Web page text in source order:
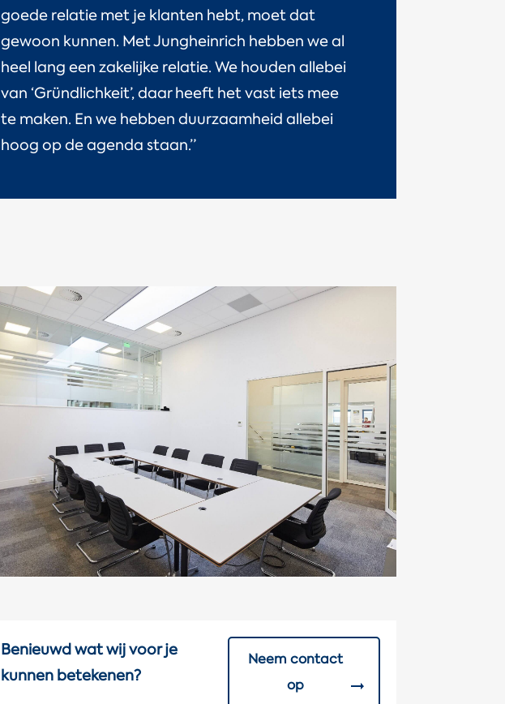
goede relatie met je klanten hebt, moet dat
gewoon kunnen. Met Jungheinrich hebben we al
heel lang een zakelijke relatie. We houden allebei
van ‘Gründlichkeit’, daar heeft het vast iets mee
te maken. En we hebben duurzaamheid allebei
hoog op de agenda staan.”
Benieuwd wat wij voor je
kunnen betekenen?
Neem contact
op